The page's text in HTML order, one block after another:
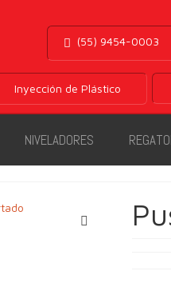
(55) 9454-0003
Inyección de Plástico
NIVELADORES